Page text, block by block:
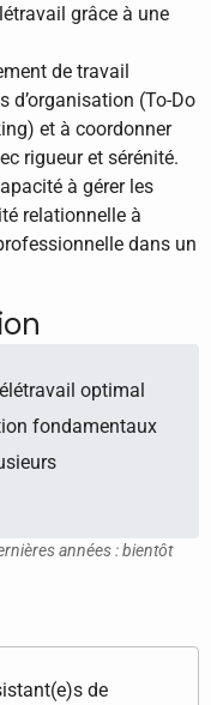
grâce à une
de travail
d’organisation (To-Do
et à coordonner
rigueur et sérénité.
à gérer les
relationnelle à
dans un
optimal
fondamentaux
années : bientôt
de